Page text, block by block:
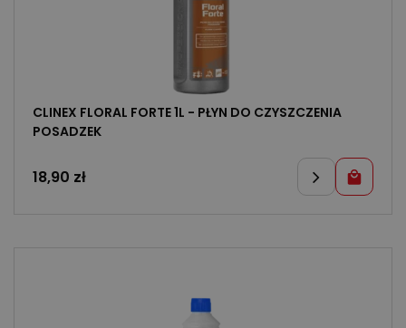
CLINEX FLORAL FORTE 1L - PŁYN DO CZYSZCZENIA
POSADZEK
18,90 zł